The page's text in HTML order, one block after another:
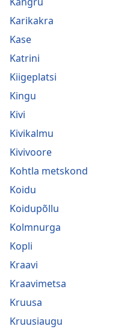
Karikakra
Kase
Katrini
Kiigeplatsi
Kingu
Kivi
Kivikalmu
Kivivoore
Kohtla metskond
Koidu
Koidupõllu
Kolmnurga
Kopli
Kraavi
Kraavimetsa
Kruusa
Kruusiaugu